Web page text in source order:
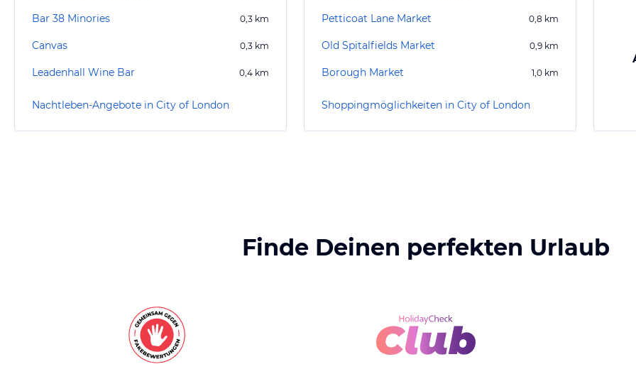
Bar 38 Minories 0,3 km
Canvas 0,3 km
Leadenhall Wine Bar 0,4 km
Nachtleben-Angebote in City of London
Petticoat Lane Market 0,8 km
Old Spitalfields Market 0,9 km
Borough Market 1,0 km
Shoppingmöglichkeiten in City of London
Finde Deinen perfekten Urlaub